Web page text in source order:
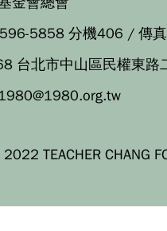
5858 分機406 / 傳真
台北市中山區民權東路
TEACHER CHANG